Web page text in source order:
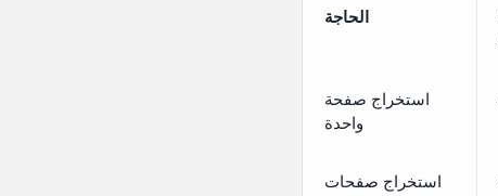
الحاجة
استخراج صفحة
واحدة
استخراج صفحات